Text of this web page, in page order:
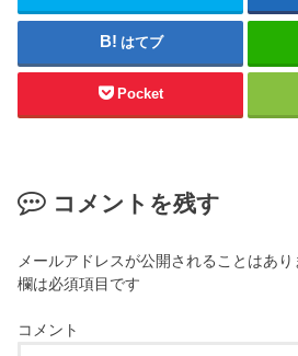
はてブ
Pocket
コメントを残す
メールアドレスが公開されることはあり
欄は必須項目です
コメント